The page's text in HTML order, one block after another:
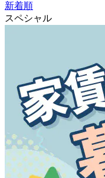
新着順
スペシャル